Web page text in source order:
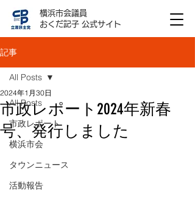
横浜市会議員
おくだ記子 公式サイト
記事
All Posts
市政レポート
横浜市会
タウンニュース
活動報告
All Posts
市政レポート2024年新春
号、発行しました
2024年1月30日